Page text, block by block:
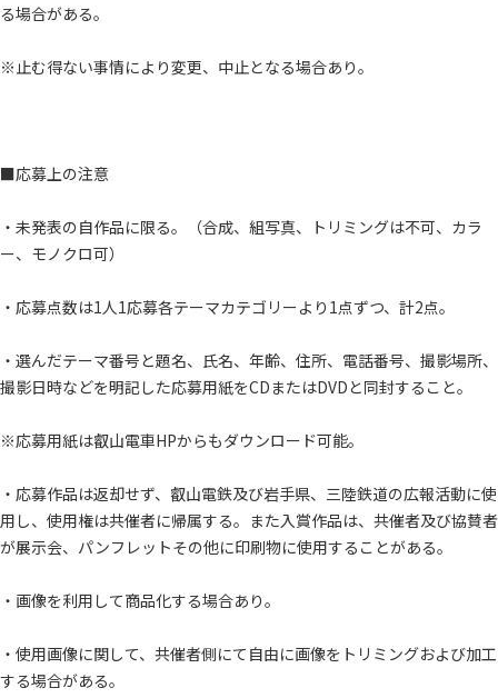
る場合がある。
※止む得ない事情により変更、中止となる場合あり。
■応募上の注意
・未発表の自作品に限る。（合成、組写真、トリミングは不可、カラ
ー、モノクロ可）
・応募点数は1人1応募各テーマカテゴリーより1点ずつ、計2点。
・選んだテーマ番号と題名、氏名、年齢、住所、電話番号、撮影場所、
撮影日時などを明記した応募用紙をCDまたはDVDと同封すること。
※応募用紙は叡山電車HPからもダウンロード可能。
・応募作品は返却せず、叡山電鉄及び岩手県、三陸鉄道の広報活動に使
用し、使用権は共催者に帰属する。また入賞作品は、共催者及び協賛者
が展示会、パンフレットその他に印刷物に使用することがある。
・画像を利用して商品化する場合あり。
・使用画像に関して、共催者側にて自由に画像をトリミングおよび加工
する場合がある。